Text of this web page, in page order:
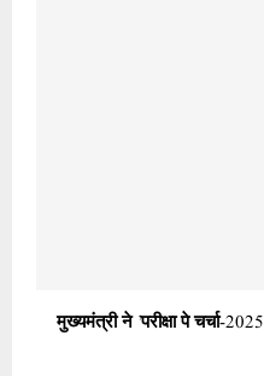
मुख्यमंत्री ने ’परीक्षा पे चर्चा-